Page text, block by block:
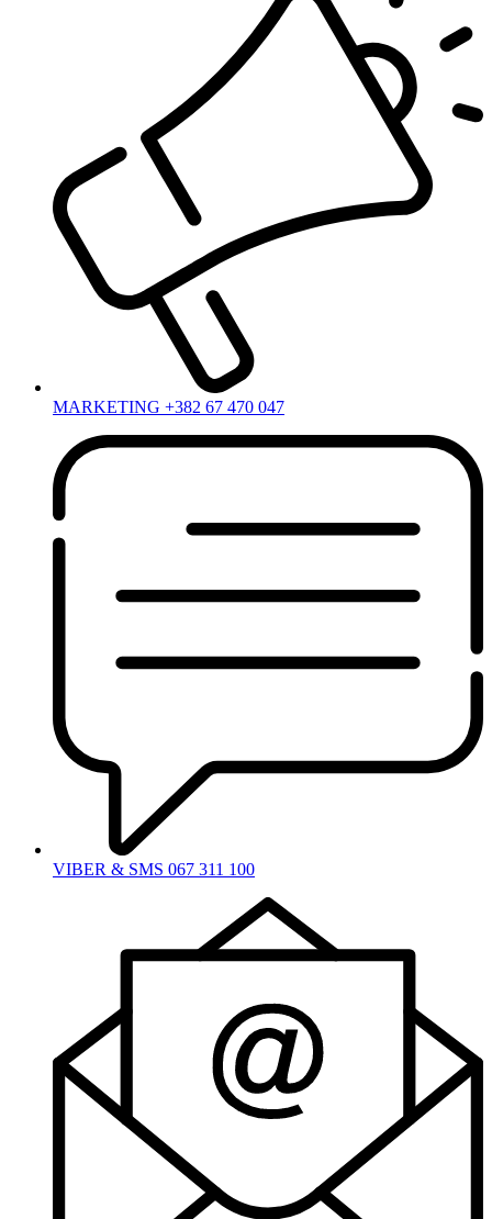
MARKETING +382 67 470 047
VIBER & SMS 067 311 100